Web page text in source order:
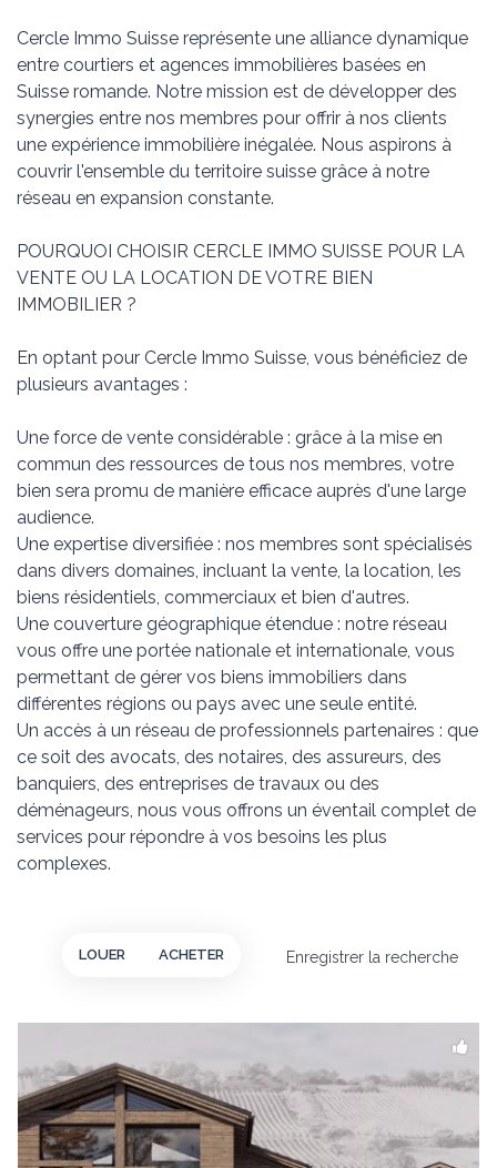
Cercle Immo Suisse représente une alliance dynamique
entre courtiers et agences immobilières basées en
Suisse romande. Notre mission est de développer des
synergies entre nos membres pour offrir à nos clients
une expérience immobilière inégalée. Nous aspirons à
couvrir l'ensemble du territoire suisse grâce à notre
réseau en expansion constante.
POURQUOI CHOISIR CERCLE IMMO SUISSE POUR LA
VENTE OU LA LOCATION DE VOTRE BIEN
IMMOBILIER ?
En optant pour Cercle Immo Suisse, vous bénéficiez de
plusieurs avantages :
Une force de vente considérable : grâce à la mise en
commun des ressources de tous nos membres, votre
bien sera promu de manière efficace auprès d'une large
audience.
Une expertise diversifiée : nos membres sont spécialisés
dans divers domaines, incluant la vente, la location, les
biens résidentiels, commerciaux et bien d'autres.
Une couverture géographique étendue : notre réseau
vous offre une portée nationale et internationale, vous
permettant de gérer vos biens immobiliers dans
différentes régions ou pays avec une seule entité.
Un accès à un réseau de professionnels partenaires : que
ce soit des avocats, des notaires, des assureurs, des
banquiers, des entreprises de travaux ou des
déménageurs, nous vous offrons un éventail complet de
services pour répondre à vos besoins les plus
complexes.
Enregistrer la recherche
LOUER ACHETER